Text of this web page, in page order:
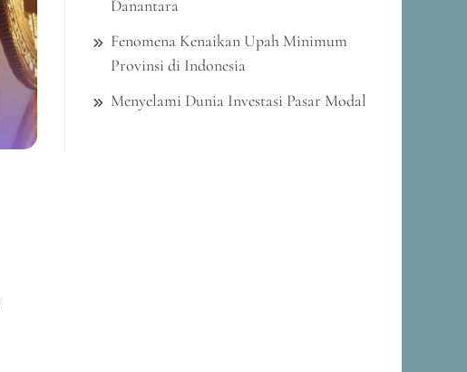
Danantara
Fenomena Kenaikan Upah Minimum
Provinsi di Indonesia
Menyelami Dunia Investasi Pasar Modal